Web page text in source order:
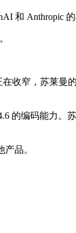
和 Anthropic 的
收窄，苏莱曼
的编码能力。
品。